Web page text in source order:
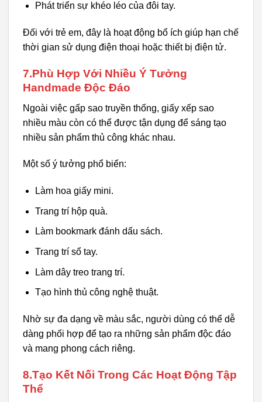
Phát triển sự khéo léo của đôi tay.
Đối với trẻ em, đây là hoạt động bổ ích giúp hạn chế
thời gian sử dụng điện thoại hoặc thiết bị điện tử.
7.Phù Hợp Với Nhiều Ý Tưởng
Handmade Độc Đáo
Ngoài việc gấp sao truyền thống, giấy xếp sao
nhiều màu còn có thể được tận dụng để sáng tạo
nhiều sản phẩm thủ công khác nhau.
Một số ý tưởng phổ biến:
Làm hoa giấy mini.
Trang trí hộp quà.
Làm bookmark đánh dấu sách.
Trang trí sổ tay.
Làm dây treo trang trí.
Tạo hình thủ công nghệ thuật.
Nhờ sự đa dạng về màu sắc, người dùng có thể dễ
dàng phối hợp để tạo ra những sản phẩm độc đáo
và mang phong cách riêng.
8.Tạo Kết Nối Trong Các Hoạt Động Tập
Thể